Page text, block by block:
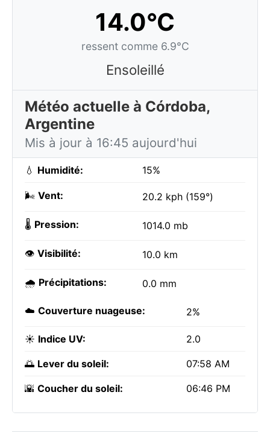
14.0°C
ressent comme 6.9°C
Ensoleillé
Météo actuelle à Córdoba,
Argentine
Mis à jour à 16:45 aujourd'hui
💧 Humidité: 15%
🌬️ Vent: 20.2 kph (159°)
🌡️ Pression: 1014.0 mb
👁️ Visibilité: 10.0 km
🌧️ Précipitations: 0.0 mm
☁️ Couverture nuageuse: 2%
☀️ Indice UV: 2.0
🌅 Lever du soleil: 07:58 AM
🌇 Coucher du soleil: 06:46 PM